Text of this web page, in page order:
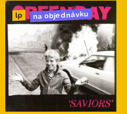
lp na objednávku